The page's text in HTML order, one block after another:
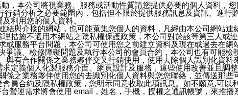
，本公司將視業務、服務或活動性質請您提供必要的個人資料，
銷分析之必要範圍內，包括但不限於提供服務訊息及資訊、進行
利用您的個人資料。
結與介接的網站，也可能蒐集您個人的資料，凡經由本公司網站
措施不適用本網站之隱私權保護政策，本公司對於該等第三人或
服務平台問題，本公司可使用您之前建立資料及現在或過去在
議、檢修障礙問題及執行本公司的會員合約，本公司也有可能檢
有合作關係之業務夥伴交叉行銷使用，使用去除個人識別化資
定義個人化製服務介面、網頁設計及服務，這些使用改善並且調
之業務夥伴使用您的去識別化個人資料與您您聯絡，並傳送那
員合約及隱私權政策，您明示同意收取此項訊息。如不願意,可以
營運需求將會使用 email，姓名，手機，授權之通訊帳號，來推